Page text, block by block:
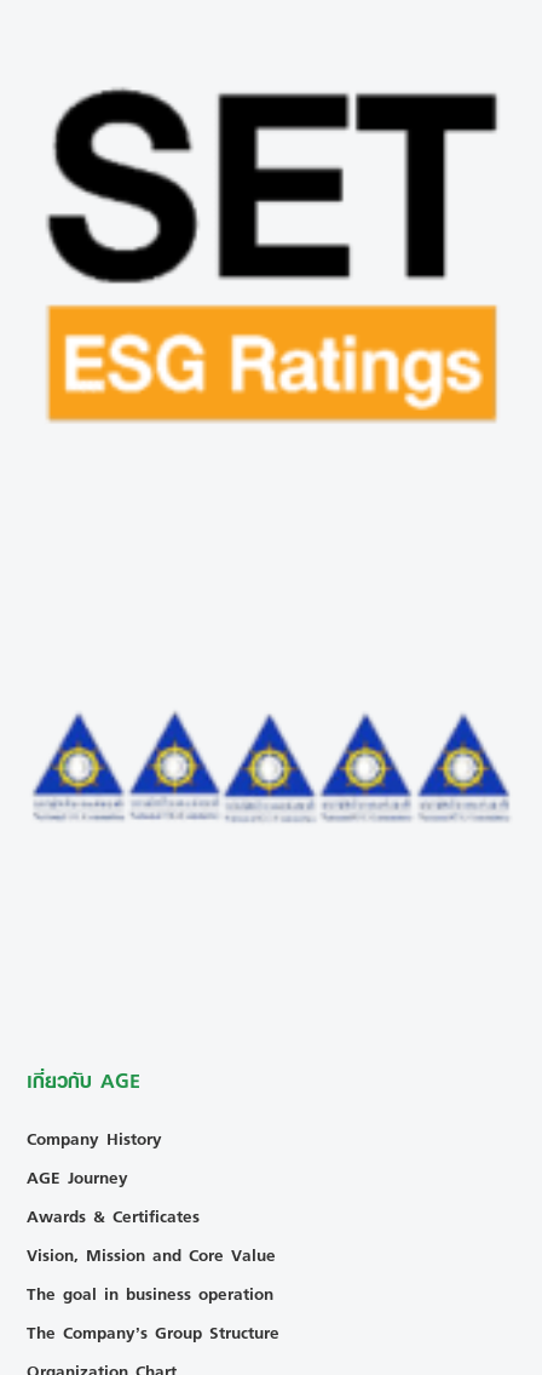
เกี่ยวกับ AGE
Company History
AGE Journey
Awards & Certificates
Vision, Mission and Core Value
The goal in business operation
The Company’s Group Structure